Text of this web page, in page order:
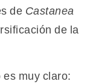
de Castanea
de la
muy claro: